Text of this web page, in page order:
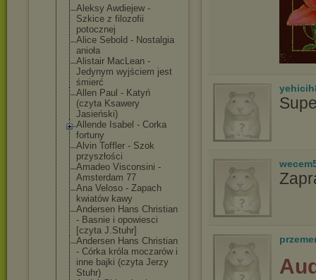
Aleksy Awdiejew -
Szkice z filozofii
potocznej
Alice Sebold - Nostalgia
anioła
Alistair MacLean -
Jedynym wyjściem jest
śmierć
Allen Paul - Katyń
(czyta Ksawery
Jasieński)
Allende Isabel - Corka
fortuny
Alvin Toffler - Szok
przyszłości
Amadeo Visconsini -
Amsterdam 77
Ana Veloso - Zapach
kwiatów kawy
Andersen Hans Christian
- Basnie i opowiesci
[czyta J.Stuhr]
Andersen Hans Christian
- Córka króla moczarów i
inne bajki (czyta Jerzy
Stuhr)